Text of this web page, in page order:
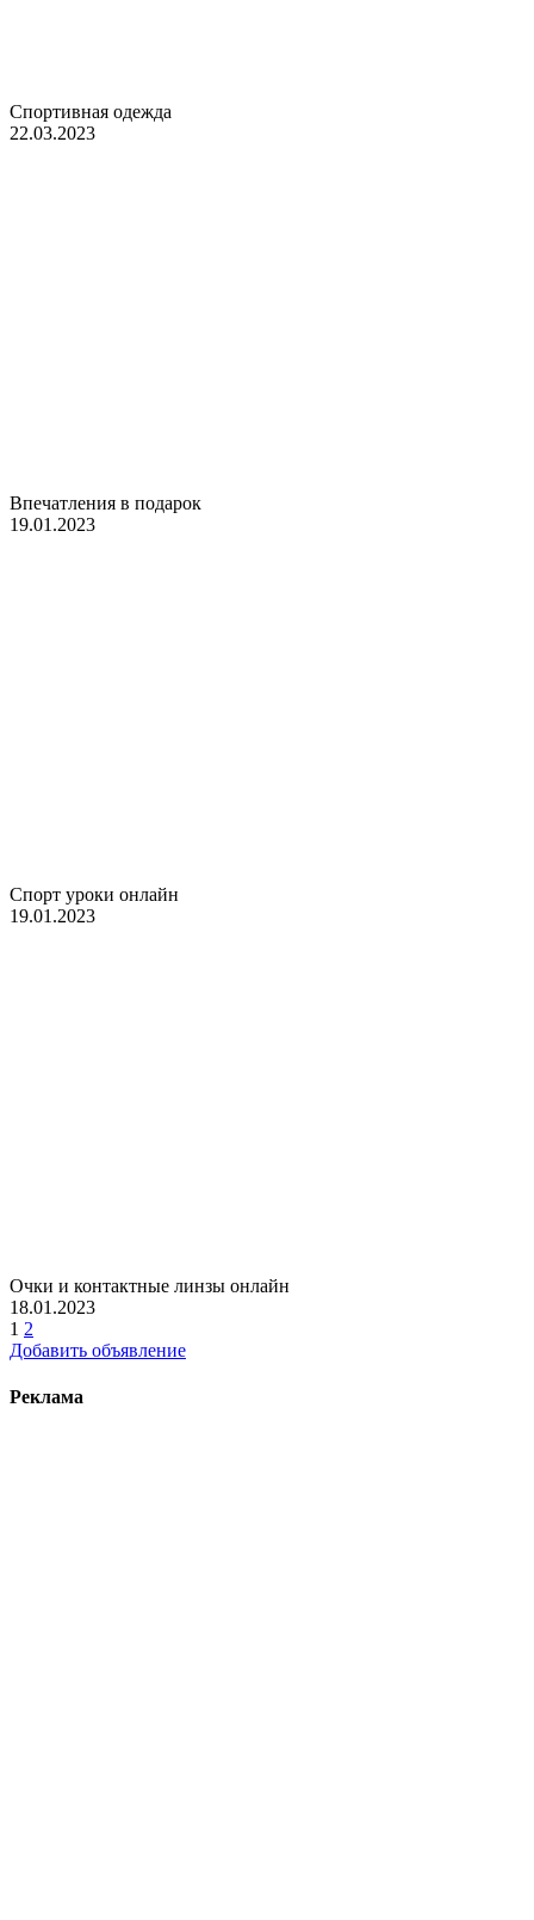
Спортивная одежда
22.03.2023
Впечатления в подарок
19.01.2023
Спорт уроки онлайн
19.01.2023
Очки и контактные линзы онлайн
18.01.2023
1 2
Добавить объявление
Реклама